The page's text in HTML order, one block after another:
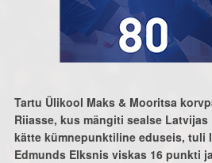
Tartu Ülikool Maks & Mooritsa
Riiasse, kus mängiti sealse
kätte kümnepunktiline eduseis,
Edmunds Elksnis viskas 16 punkti